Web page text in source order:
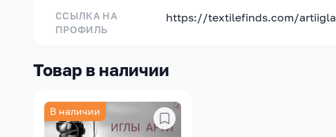
ССЫЛКА НА
ПРОФИЛЬ
https://textilefinds.com/artiigla
Товар в наличии
В наличии